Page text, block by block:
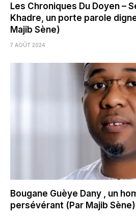
Les Chroniques Du Doyen –
Khadre, un porte parole
Majib Sène)
7 AOÛT 2024
Bougane Guèye Dany , un
persévérant (Par Majib Sène)